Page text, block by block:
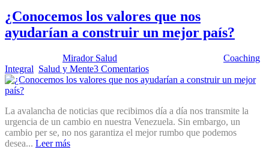
¿Conocemos los valores que nos
ayudarían a construir un mejor país?
Mirador Salud
Coaching
Integral Salud y Mente3 Comentarios
La avalancha de noticias que recibimos día a día nos transmite la
urgencia de un cambio en nuestra Venezuela. Sin embargo, un
cambio per se, no nos garantiza el mejor rumbo que podemos
desea... Leer más